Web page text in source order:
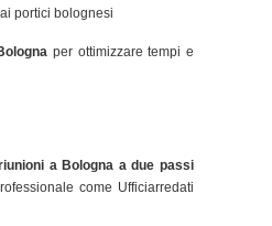
portici bolognesi
per ottimizzare tempi e
a Bologna a due passi
come Ufficiarredati